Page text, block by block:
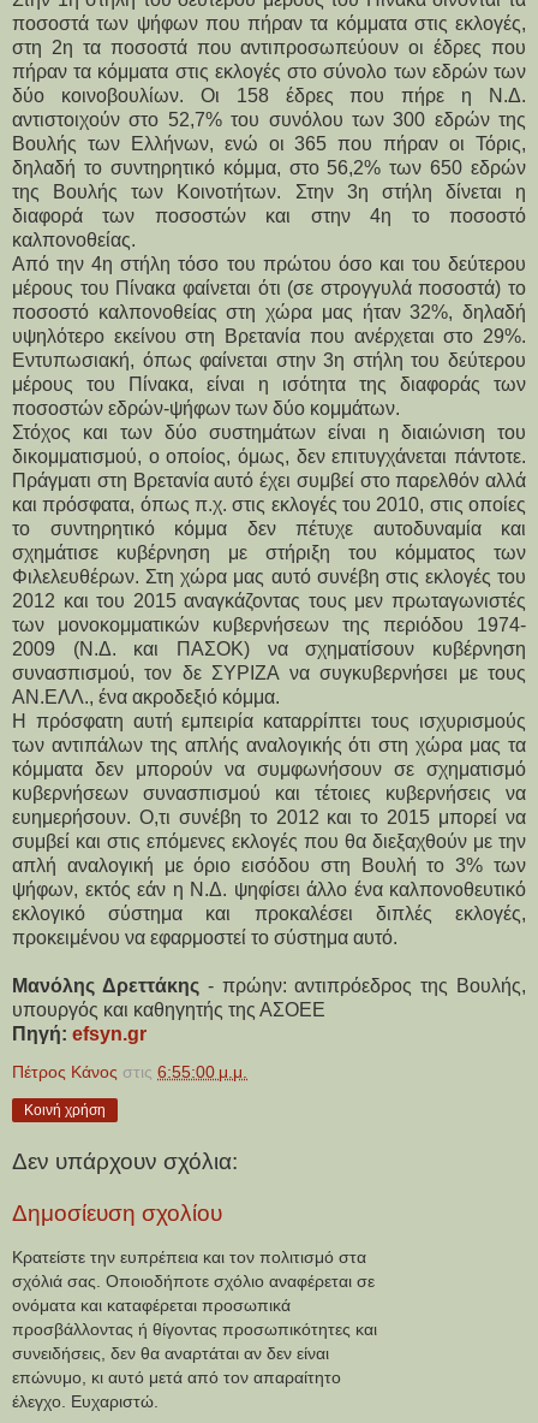
ποσοστά των ψήφων που πήραν τα κόμματα στις εκλογές,
στη 2η τα ποσοστά που αντιπροσωπεύουν οι έδρες που
πήραν τα κόμματα στις εκλογές στο σύνολο των εδρών των
δύο κοινοβουλίων. Οι 158 έδρες που πήρε η Ν.Δ.
αντιστοιχούν στο 52,7% του συνόλου των 300 εδρών της
Βουλής των Ελλήνων, ενώ οι 365 που πήραν οι Τόρις,
δηλαδή το συντηρητικό κόμμα, στο 56,2% των 650 εδρών
της Βουλής των Κοινοτήτων. Στην 3η στήλη δίνεται η
διαφορά των ποσοστών και στην 4η το ποσοστό
καλπονοθείας.
Από την 4η στήλη τόσο του πρώτου όσο και του δεύτερου
μέρους του Πίνακα φαίνεται ότι (σε στρογγυλά ποσοστά) το
ποσοστό καλπονοθείας στη χώρα μας ήταν 32%, δηλαδή
υψηλότερο εκείνου στη Βρετανία που ανέρχεται στο 29%.
Εντυπωσιακή, όπως φαίνεται στην 3η στήλη του δεύτερου
μέρους του Πίνακα, είναι η ισότητα της διαφοράς των
ποσοστών εδρών-ψήφων των δύο κομμάτων.
Στόχος και των δύο συστημάτων είναι η διαιώνιση του
δικομματισμού, ο οποίος, όμως, δεν επιτυγχάνεται πάντοτε.
Πράγματι στη Βρετανία αυτό έχει συμβεί στο παρελθόν αλλά
και πρόσφατα, όπως π.χ. στις εκλογές του 2010, στις οποίες
το συντηρητικό κόμμα δεν πέτυχε αυτοδυναμία και
σχημάτισε κυβέρνηση με στήριξη του κόμματος των
Φιλελευθέρων. Στη χώρα μας αυτό συνέβη στις εκλογές του
2012 και του 2015 αναγκάζοντας τους μεν πρωταγωνιστές
των μονοκομματικών κυβερνήσεων της περιόδου 1974-
2009 (Ν.Δ. και ΠΑΣΟΚ) να σχηματίσουν κυβέρνηση
συνασπισμού, τον δε ΣΥΡΙΖΑ να συγκυβερνήσει με τους
ΑΝ.ΕΛΛ., ένα ακροδεξιό κόμμα.
Η πρόσφατη αυτή εμπειρία καταρρίπτει τους ισχυρισμούς
των αντιπάλων της απλής αναλογικής ότι στη χώρα μας τα
κόμματα δεν μπορούν να συμφωνήσουν σε σχηματισμό
κυβερνήσεων συνασπισμού και τέτοιες κυβερνήσεις να
ευημερήσουν. Ο,τι συνέβη το 2012 και το 2015 μπορεί να
συμβεί και στις επόμενες εκλογές που θα διεξαχθούν με την
απλή αναλογική με όριο εισόδου στη Βουλή το 3% των
ψήφων, εκτός εάν η Ν.Δ. ψηφίσει άλλο ένα καλπονοθευτικό
εκλογικό σύστημα και προκαλέσει διπλές εκλογές,
προκειμένου να εφαρμοστεί το σύστημα αυτό.
Μανόλης Δρεττάκης- πρώην: αντιπρόεδρος της Βουλής,
υπουργός και καθηγητής της ΑΣΟΕΕ
Πηγή: efsyn.gr
Πέτρος Κάνος στις 6:55:00 μ.μ.
Κοινή χρήση
Δεν υπάρχουν σχόλια:
Δημοσίευση σχολίου
Κρατείστε την ευπρέπεια και τον πολιτισμό στα
σχόλιά σας. Οποιοδήποτε σχόλιο αναφέρεται σε
ονόματα και καταφέρεται προσωπικά
προσβάλλοντας ή θίγοντας προσωπικότητες και
συνειδήσεις, δεν θα αναρτάται αν δεν είναι
επώνυμο, κι αυτό μετά από τον απαραίτητο
έλεγχο. Ευχαριστώ.